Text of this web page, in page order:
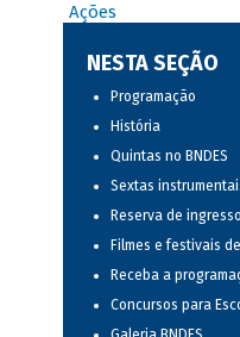
Ações
NESTA SEÇÃO
Programação
História
Quintas no BNDES
Sextas
Reserva de
Filmes e festivais
Receba a
Concursos para